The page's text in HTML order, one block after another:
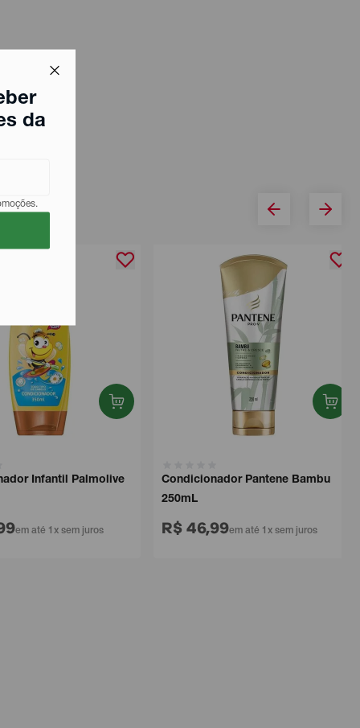
da
Infantil Palmolive
em até 1x sem juros
Condicionador Pantene Bambu
250mL
R$ 46,99em até 1x sem juros